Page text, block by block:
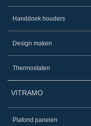
Handdoek houders
Design maken
Thermostaten
VITRAMO
Plafond panelen